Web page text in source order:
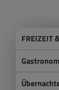
FREIZEIT